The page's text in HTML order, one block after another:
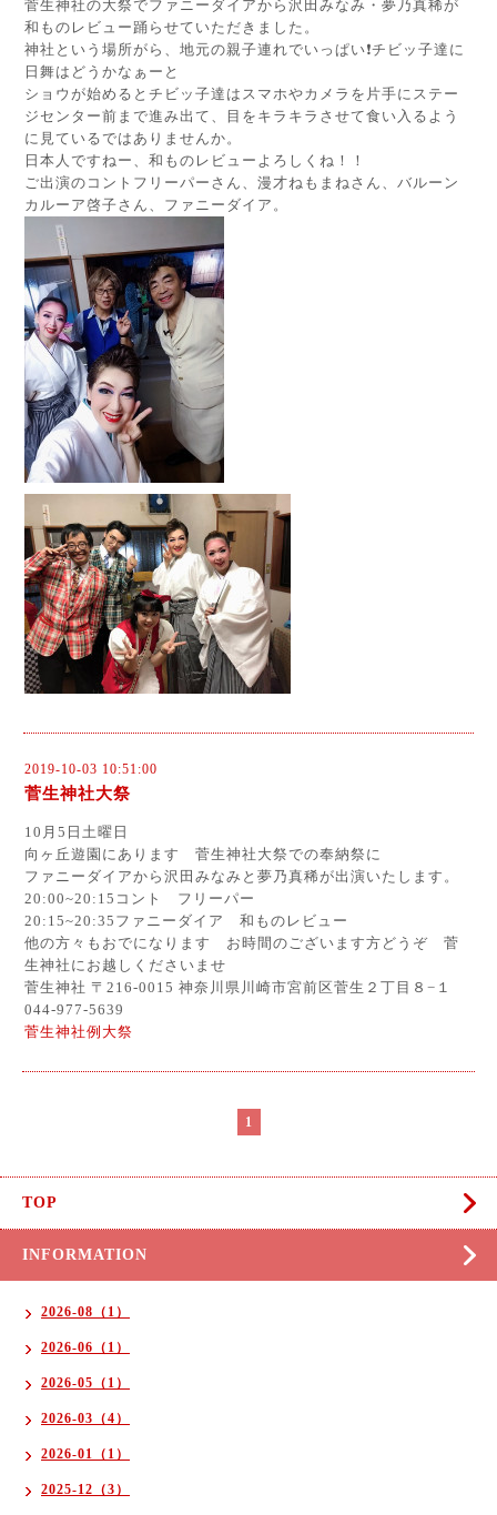
菅生神社の大祭でファニーダイアから沢田みなみ・夢乃真稀が
和ものレビュー踊らせていただきました。
神社という場所がら、地元の親子連れでいっぱい❗チビッ子達に
日舞はどうかなぁーと
ショウが始めるとチビッ子達はスマホやカメラを片手にステー
ジセンター前まで進み出て、目をキラキラさせて食い入るよう
に見ているではありませんか。
日本人ですねー、和ものレビューよろしくね！！
ご出演のコントフリーパーさん、漫才ねもまねさん、バルーン
カルーア啓子さん、ファニーダイア。
2019-10-03 10:51:00
菅生神社大祭
10月5日土曜日
向ヶ丘遊園にあります 菅生神社大祭での奉納祭に
ファニーダイアから沢田みなみと夢乃真稀が出演いたします。
20:00~20:15コント フリーパー
20:15~20:35ファニーダイア 和ものレビュー
他の方々もおでになります お時間のございます方どうぞ 菅
生神社にお越しくださいませ
菅生神社 〒216-0015 神奈川県川崎市宮前区菅生２丁目８−１
044-977-5639
菅生神社例大祭
1
TOP
INFORMATION
2026-08（1）
2026-06（1）
2026-05（1）
2026-03（4）
2026-01（1）
2025-12（3）